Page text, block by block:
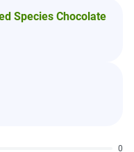
Species Chocolate
0